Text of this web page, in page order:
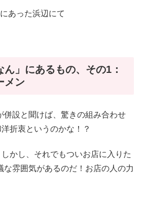
あった浜辺にて
」にあるもの、その1：
メン
併設と聞けば、驚きの組み合わせ
折衷というのかな！？
かし、それでもついお店に入りた
な雰囲気があるのだ！お店の人の力